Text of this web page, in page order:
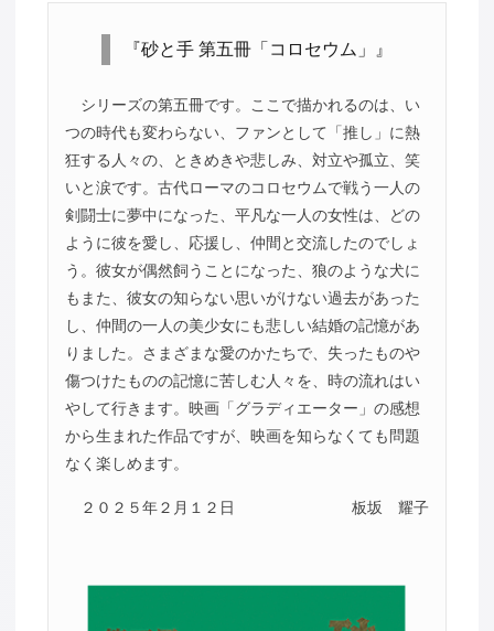
『砂と手 第五冊「コロセウム」』
シリーズの第五冊です。ここで描かれるのは、い
つの時代も変わらない、ファンとして「推し」に熱
狂する人々の、ときめきや悲しみ、対立や孤立、笑
いと涙です。古代ローマのコロセウムで戦う一人の
剣闘士に夢中になった、平凡な一人の女性は、どの
ように彼を愛し、応援し、仲間と交流したのでしょ
う。彼女が偶然飼うことになった、狼のような犬に
もまた、彼女の知らない思いがけない過去があった
し、仲間の一人の美少女にも悲しい結婚の記憶があ
りました。さまざまな愛のかたちで、失ったものや
傷つけたものの記憶に苦しむ人々を、時の流れはい
やして行きます。映画「グラディエーター」の感想
から生まれた作品ですが、映画を知らなくても問題
なく楽しめます。
２０２５年２月１２日 板坂 耀子